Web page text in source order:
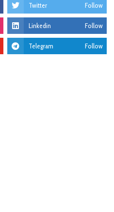
Twitter Follow
Linkedin Follow
Telegram Follow